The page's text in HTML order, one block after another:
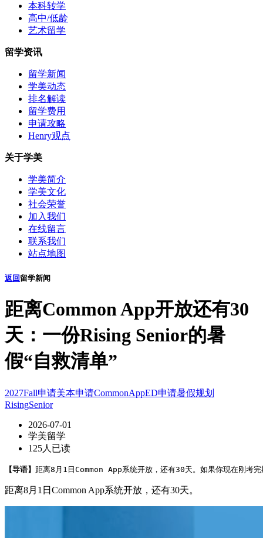
本科转学
高中/低龄
艺术留学
留学资讯
留学新闻
学美动态
排名解读
留学费用
申请攻略
Henry观点
关于学美
学美简介
学美文化
社会荣誉
加入我们
在线留言
联系我们
站点地图
返回 留学新闻
距离Common App开放还有30
天：一份Rising Senior的暑
假“自救清单”
2027Fall申请美本申请CommonAppED申请暑假规划
RisingSenior
2026-07-01
学美留学
125人已读
【导语】 距离8月1日Common App系统开放，还有30天。如果你现在刚
距离8月1日Common App系统开放，还有30天。